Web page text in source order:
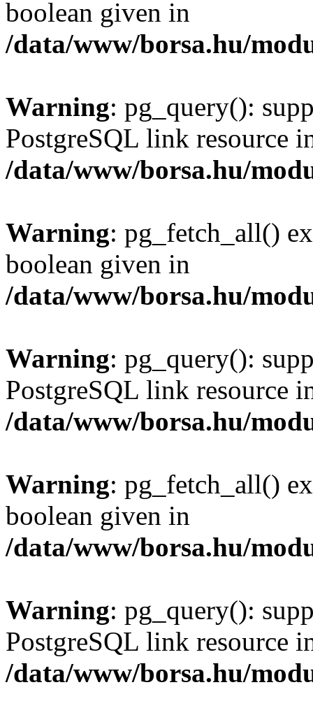
boolean given in
/data/www/borsa.hu/
Warning: pg_query():
PostgreSQL link resource
/data/www/borsa.hu/
Warning: pg_fetch_all()
boolean given in
/data/www/borsa.hu/
Warning: pg_query():
PostgreSQL link resource
/data/www/borsa.hu/
Warning: pg_fetch_all()
boolean given in
/data/www/borsa.hu/
Warning: pg_query():
PostgreSQL link resource
/data/www/borsa.hu/